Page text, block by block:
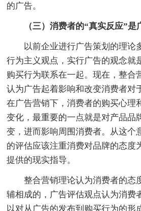
的广告。
（三）消费者的“真实反应”是
以前企业进行广告策划的理论
行为主义观点，实行广告的观念就
购买行为联系在一起。现在，整合
认为广告起着影响和改变消费者对
在广告营销下，消费者的购买心理
变化，最重要的一点就是对产品品
变，进而影响周围消费者。从这个
的评估应该注重消费对品牌的态度
提供的现实指导。
整合营销理论认为消费者的态
辅相成的，广告评估观点认为消费
以对从广告的发布到购买行为的形